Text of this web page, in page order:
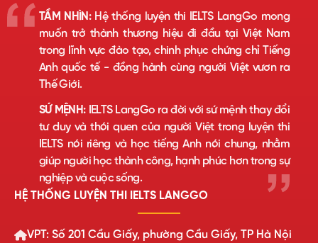
TẦM NHÌN:Hệ thống luyện thi IELTS LangGo mong
muốn trở thành thương hiệu đi đầu tại Việt Nam
trong lĩnh vực đào tạo, chinh phục chứng chỉ Tiếng
Anh quốc tế - đồng hành cùng người Việt vươn ra
Thế Giới.
SỨ MỆNH:IELTS LangGo ra đời với sứ mệnh thay đổi
tư duy và thói quen của người Việt trong luyện thi
IELTS nói riêng và học tiếng Anh nói chung, nhằm
giúp người học thành công, hạnh phúc hơn trong sự
nghiệp và cuộc sống.
HỆ THỐNG LUYỆN THI IELTS LANGGO
VPT: Số 201 Cầu Giấy, phường Cầu Giấy, TP Hà Nội